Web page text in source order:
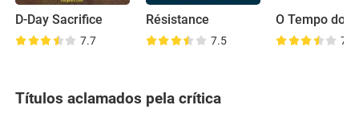
D-Day Sacrifice
7.7
Résistance
7.5 7.8
Títulos aclamados pela crítica